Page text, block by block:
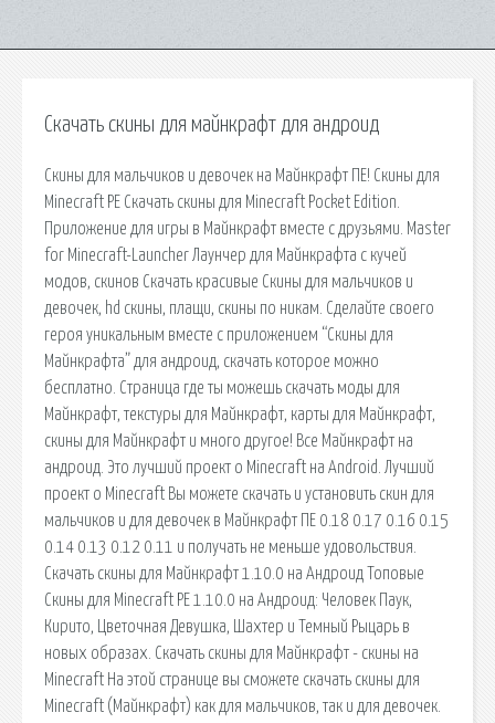
Скачать скины для майнкрафт для андроид
Скины для мальчиков и девочек на Майнкрафт ПЕ! Скины для
Minecraft PE Скачать скины для Minecraft Pocket Edition.
Приложение для игры в Майнкрафт вместе с друзьями. Master
for Minecraft-Launcher Лаунчер для Майнкрафта с кучей
модов, скинов Скачать красивые Скины для мальчиков и
девочек, hd скины, плащи, скины по никам. Сделайте своего
героя уникальным вместе с приложением “Скины для
Майнкрафта” для андроид, скачать которое можно
бесплатно. Страница где ты можешь скачать моды для
Майнкрафт, текстуры для Майнкрафт, карты для Майнкрафт,
скины для Майнкрафт и много другое! Все Майнкрафт на
андроид. Это лучший проект о Minecraft на Android. Лучший
проект о Minecraft Вы можете скачать и установить скин для
мальчиков и для девочек в Майнкрафт ПЕ 0.18 0.17 0.16 0.15
0.14 0.13 0.12 0.11 и получать не меньше удовольствия.
Скачать скины для Майнкрафт 1.10.0 на Андроид Топовые
Скины для Minecraft PE 1.10.0 на Андроид: Человек Паук,
Кирито, Цветочная Девушка, Шахтер и Темный Рыцарь в
новых образах. Скачать скины для Майнкрафт - скины на
Minecraft На этой странице вы сможете скачать скины для
Minecraft (Майнкрафт) как для мальчиков, так и для девочек.